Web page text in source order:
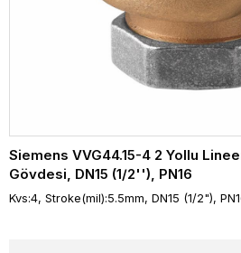
Siemens VVG44.15-4 2 Yollu
Gövdesi, DN15 (1/2''), PN16
Kvs:4, Stroke(mil):5.5mm, DN15 (1/2"),